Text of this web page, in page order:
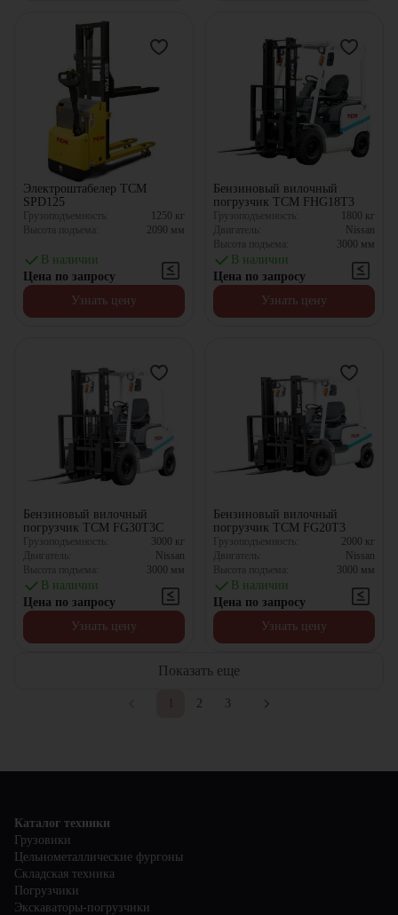
Электроштабелер TCM
SPD125
Грузоподъемность: 1250 кг
Высота подъема:
2090 мм
В наличии
Цена по запросу
Узнать цену
Бензиновый вилочный
погрузчик TCM FHG18T3
Грузоподъемность: 1800 кг
Двигатель:
Nissan
Высота подъема:
3000 мм
В наличии
Цена по запросу
Узнать цену
Бензиновый вилочный
погрузчик TCM FG30T3C
Грузоподъемность: 3000 кг
Двигатель:
Nissan
Высота подъема:
3000 мм
В наличии
Цена по запросу
Узнать цену
Бензиновый вилочный
погрузчик TCM FG20T3
Грузоподъемность: 2000 кг
Двигатель:
Nissan
Высота подъема:
3000 мм
В наличии
Цена по запросу
Узнать цену
Показать еще
2 3
Каталог техники
Грузовики
Цельнометаллические фургоны
Складская техника
Погрузчики
Экскаваторы-погрузчики